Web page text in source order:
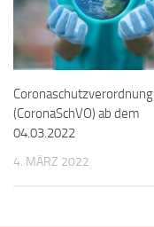
Coronaschutzverordnung
(CoronaSchVO) ab dem
04.03.2022
4. MÄRZ 2022